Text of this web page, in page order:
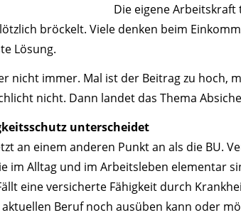
Die eigene
bröckelt. Viele denken beim
Lösung.
nicht immer. Mal ist der Beitrag zu
nicht. Dann landet das Thema
unterscheidet
an einem anderen Punkt an als die BU.
im Alltag und im Arbeitsleben elementar
eine versicherte Fähigkeit durch
Beruf noch ausüben kann oder